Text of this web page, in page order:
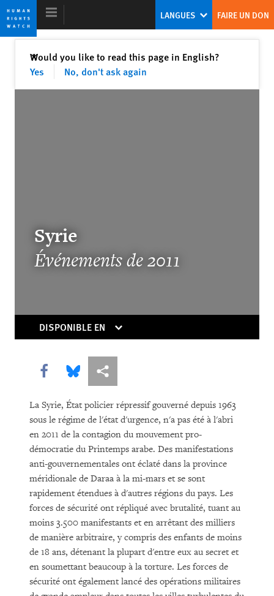
Skip
to
cookie
privacy
Skip
to
main
content
Rapport Mondial 2012
Europe’s Own Human Rights Crisis
TÉLÉCHARGER
LANGUES FAIRE UN DON
Would you like to read this page in English?
Yes
No, don't ask again
✕Fermer
Syrie
Événements de 2011
DISPONIBLE EN
Share this via Facebook
Share this via Bluesky
Share this via Partagez
La Syrie, État policier répressif gouverné depuis 1963
sous le régime de l'état d'urgence, n'a pas été à l'abri
en 2011 de la contagion du mouvement pro-
démocratie du Printemps arabe. Des manifestations
anti-gouvernementales ont éclaté dans la province
méridionale de Daraa à la mi-mars et se sont
rapidement étendues à d'autres régions du pays. Les
forces de sécurité ont répliqué avec brutalité, tuant au
moins 3.500 manifestants et en arrêtant des milliers
de manière arbitraire, y compris des enfants de moins
de 18 ans, détenant la plupart d'entre eux au secret et
en soumettant beaucoup à la torture. Les forces de
sécurité ont également lancé des opérations militaires